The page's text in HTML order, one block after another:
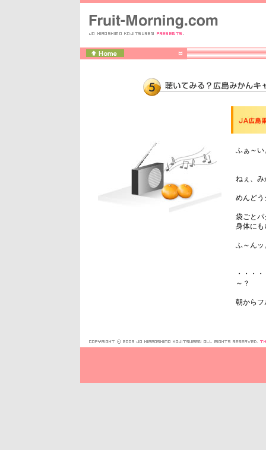
ふぁ～い
ねぇ、み
めんどう
袋ごとパ
身体にも
ふ～んッ
・・・
～？
朝からフ